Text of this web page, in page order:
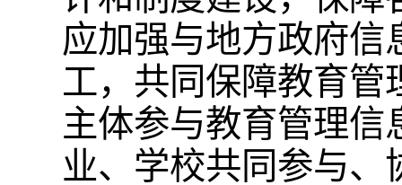
应加强与地方政府
工，共同保障教育管
主体参与教育管理
业、学校共同参与、